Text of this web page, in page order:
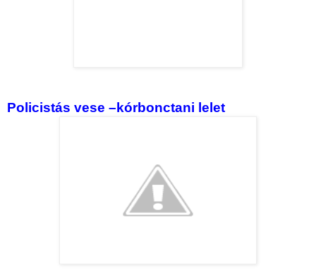
Policistás vese –kórbonctani lelet